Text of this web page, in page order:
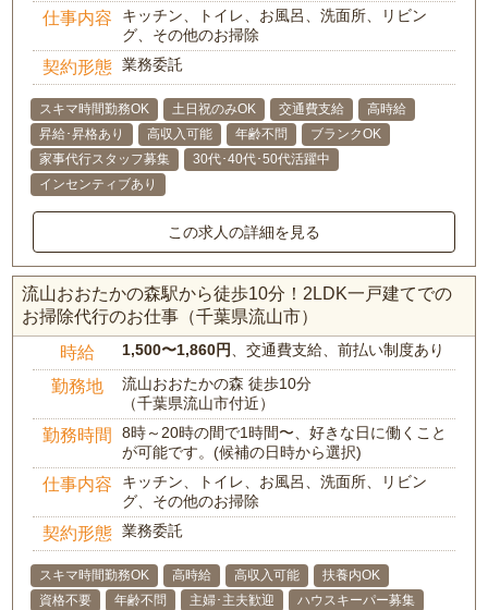
仕事内容
キッチン、トイレ、お風呂、洗面所、リビン
グ、その他のお掃除
契約形態 業務委託
スキマ時間勤務OK 土日祝のみOK 交通費支給
高時給
昇給･昇格あり
高収入可能 年齢不問
ブランクOK
家事代行スタッフ募集
30代･40代･50代活躍中
インセンティブあり
この求人の詳細を見る
流山おおたかの森駅から徒歩10分！2LDK一戸建てでの
お掃除代行のお仕事（千葉県流山市）
時給 1,500〜1,860円、交通費支給、前払い制度あり
勤務地
流山おおたかの森 徒歩10分
（千葉県流山市付近）
勤務時間
8時～20時の間で1時間〜、好きな日に働くこと
が可能です。(候補の日時から選択)
仕事内容
キッチン、トイレ、お風呂、洗面所、リビン
グ、その他のお掃除
契約形態 業務委託
スキマ時間勤務OK 高時給 高収入可能
扶養内OK
資格不要
年齢不問 主婦･主夫歓迎
ハウスキーパー募集